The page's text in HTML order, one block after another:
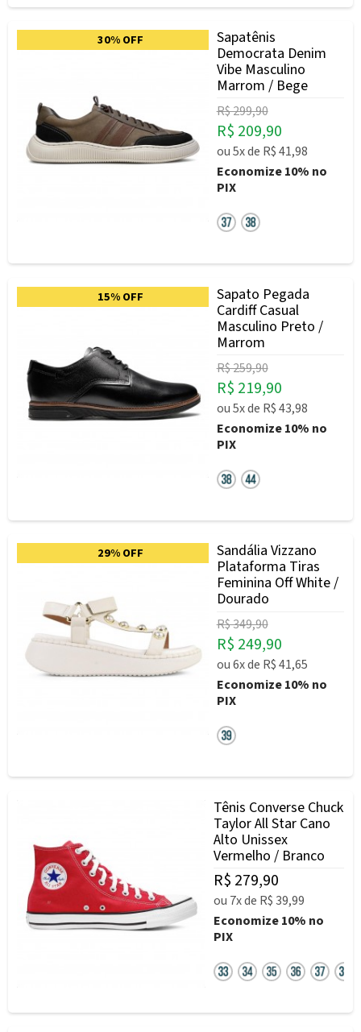
30% OFF
Sapatênis
Democrata Denim
Vibe Masculino
Marrom / Bege
R$ 299,90
R$ 209,90
ou5xde R$ 41,98
Economize10% no
PIX
15% OFF
Sapato Pegada
Cardiff Casual
Masculino Preto /
Marrom
R$ 259,90
R$ 219,90
ou5xde R$ 43,98
Economize10% no
PIX
29% OFF
Sandália Vizzano
Plataforma Tiras
Feminina Off White /
Dourado
R$ 349,90
R$ 249,90
ou6xde R$ 41,65
Economize10% no
PIX
Tênis Converse Chuck
Taylor All Star Cano
Alto Unissex
Vermelho / Branco
R$ 279,90
ou 7xde R$ 39,99
Economize10% no
PIX